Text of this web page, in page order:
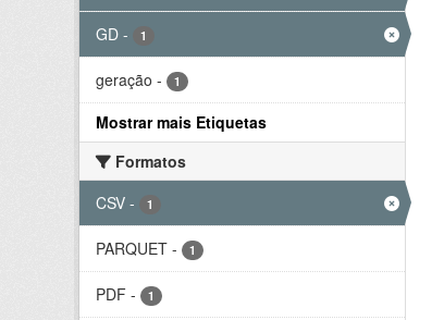
GD - 1
geração - 1
Mostrar mais Etiquetas
Formatos
CSV - 1
PARQUET - 1
PDF - 1